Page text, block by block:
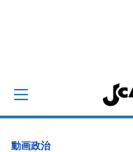
動画政治